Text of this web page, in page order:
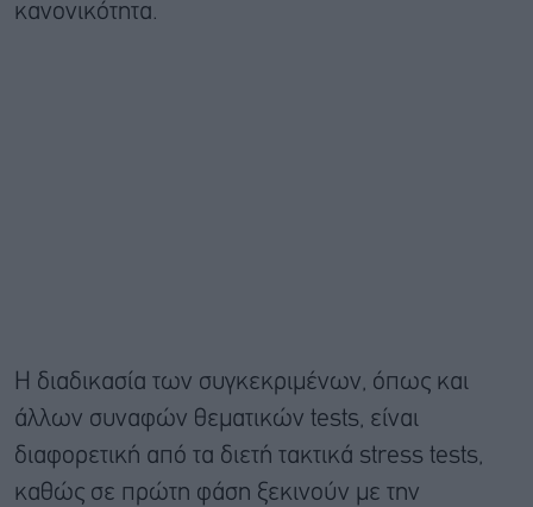
κανονικότητα.
Η διαδικασία των συγκεκριμένων, όπως και
άλλων συναφών θεματικών tests, είναι
διαφορετική από τα διετή τακτικά stress tests,
καθώς σε πρώτη φάση ξεκινούν με την